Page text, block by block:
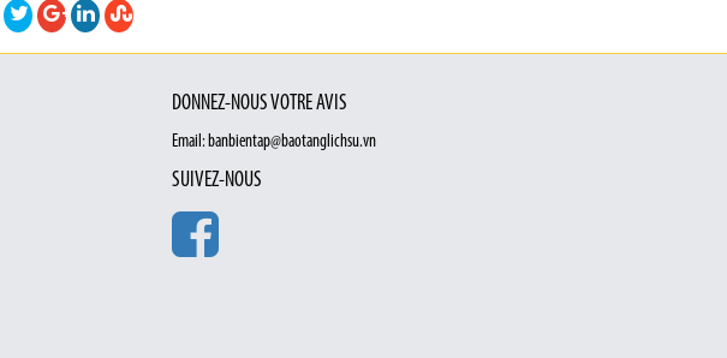
DONNEZ-NOUS VOTRE AVIS
Email: banbientap@baotanglichsu.vn
SUIVEZ-NOUS